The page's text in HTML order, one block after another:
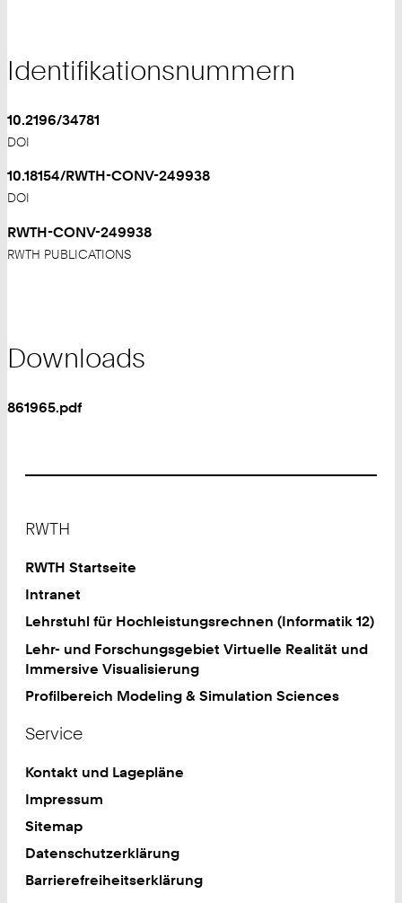
Identifikationsnummern
10.2196/34781
DOI
10.18154/RWTH-CONV-249938
DOI
RWTH-CONV-249938
RWTH PUBLICATIONS
Downloads
861965.pdf
RWTH
RWTH Startseite
Intranet
Lehrstuhl für Hochleistungsrechnen (Informatik 12)
Lehr- und Forschungsgebiet Virtuelle Realität und
Immersive Visualisierung
Profilbereich Modeling & Simulation Sciences
Service
Kontakt und Lagepläne
Impressum
Sitemap
Datenschutzerklärung
Barrierefreiheitserklärung